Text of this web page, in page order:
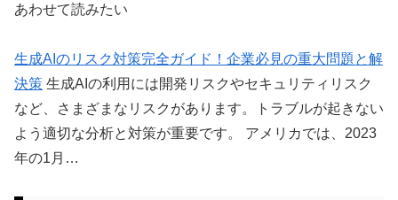
あわせて読みたい
生成AIのリスク対策完全ガイド！企業必見の重大問題と解
決策 生成AIの利用には開発リスクやセキュリティリスク
など、さまざまなリスクがあります。トラブルが起きない
よう適切な分析と対策が重要です。 アメリカでは、2023
年の1月…